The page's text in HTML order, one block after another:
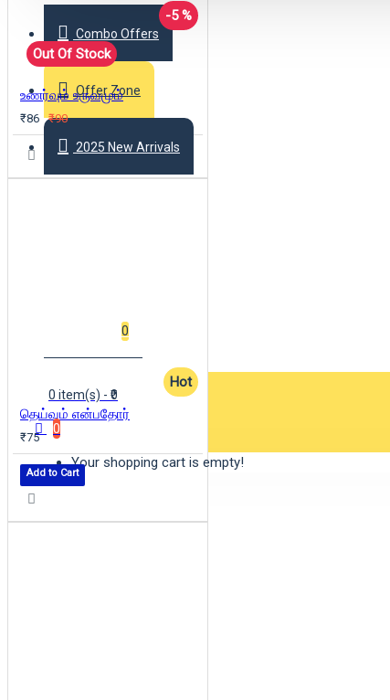
Combo Offers
Offer Zone
2025 New Arrivals
0
0 item(s) - ₹0
0
Your shopping cart is empty!
-5 %
Out Of Stock
உணர்வும் உருவமும்
₹86 ₹90
Hot
தெய்வம் என்பதோர்
₹75
Add to Cart